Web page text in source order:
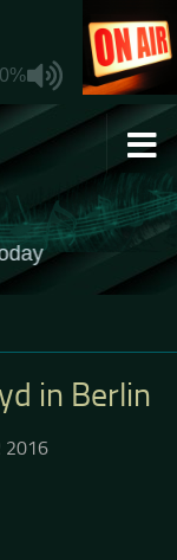
in Berlin
2016